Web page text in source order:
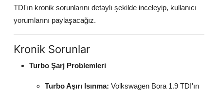
Aydınlatma & Görüş
Şanzıman & Aktarma
Dizel Sistemler
TDI'ın kronik sorunlarını detaylı şekilde inceleyip, kullanıcı
yorumlarını paylaşacağız.
Kronik Sorunlar
Turbo Şarj Problemleri
Turbo Aşırı Isınma: Volkswagen Bora 1.9 TDI'ın